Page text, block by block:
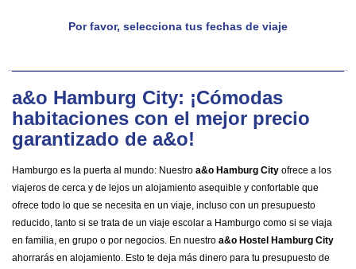
Por favor, selecciona tus fechas de viaje
a&o Hamburg City: ¡Cómodas
habitaciones con el mejor precio
garantizado de a&o!
Hamburgo es la puerta al mundo: Nuestro a&o Hamburg City ofrece a los
viajeros de cerca y de lejos un alojamiento asequible y confortable que
ofrece todo lo que se necesita en un viaje, incluso con un presupuesto
reducido, tanto si se trata de un viaje escolar a Hamburgo como si se viaja
en familia, en grupo o por negocios. En nuestro a&o Hostel Hamburg City
ahorrarás en alojamiento. Esto te deja más dinero para tu presupuesto de